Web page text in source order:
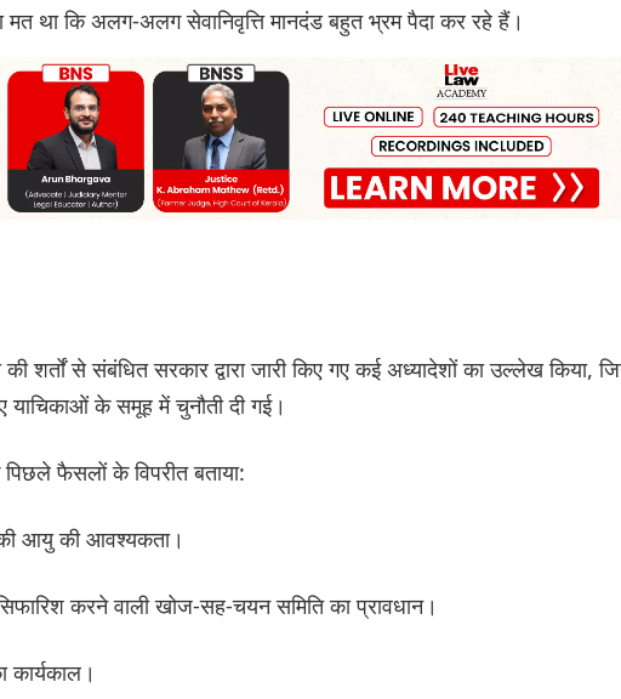
था कि अलग-अलग सेवानिवृत्ति मानदंड बहुत भ्रम पैदा कर रहे हैं।
शर्तों से संबंधित सरकार द्वारा जारी किए गए कई अध्यादेशों का उल्लेख किया,
याचिकाओं के समूह में चुनौती दी गई।
पिछले फैसलों के विपरीत बताया:
आयु की आवश्यकता।
करने वाली खोज-सह-चयन समिति का प्रावधान।